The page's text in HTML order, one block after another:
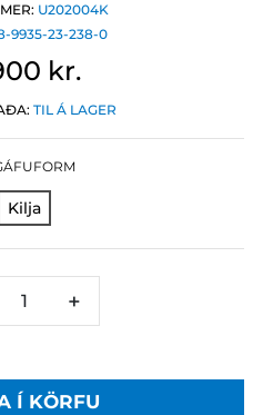
U202004K
9935-23-238-0
kr.
TIL Á LAGER
Kilja
+
Í KÖRFU